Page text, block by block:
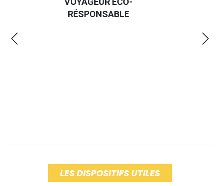
RÉSPONSABLE
LES DISPOSITIFS UTILES